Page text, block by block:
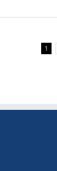
1